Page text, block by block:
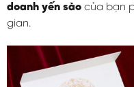
doanh yến sào của bạn
gian.